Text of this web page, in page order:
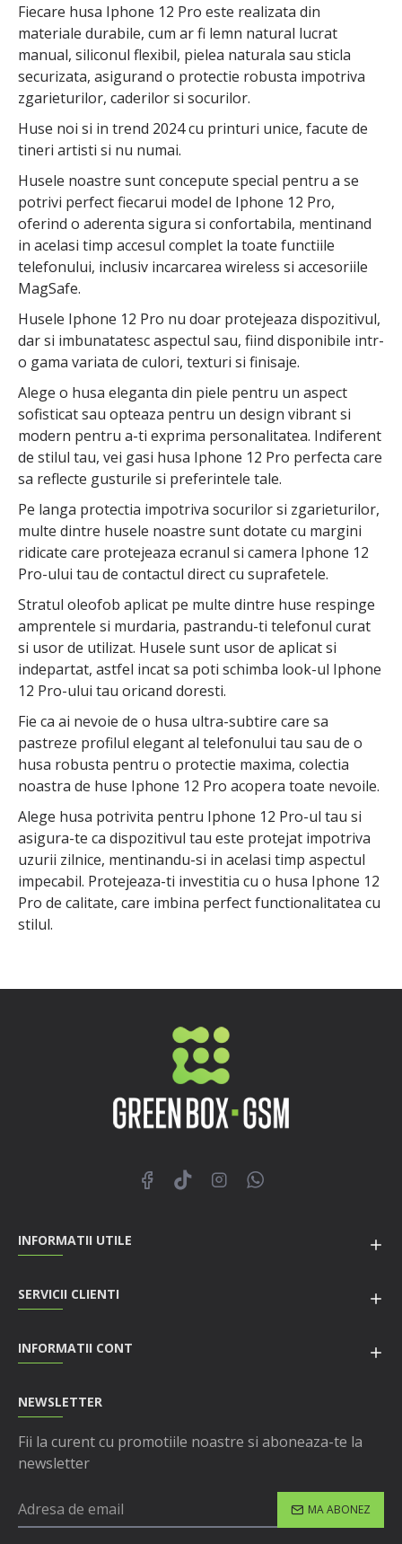
Fiecare husa Iphone 12 Pro este realizata din
materiale durabile, cum ar fi lemn natural lucrat
manual, siliconul flexibil, pielea naturala sau sticla
securizata, asigurand o protectie robusta impotriva
zgarieturilor, caderilor si socurilor.
Huse noi si in trend 2024 cu printuri unice, facute de
tineri artisti si nu numai.
Husele noastre sunt concepute special pentru a se
potrivi perfect fiecarui model de Iphone 12 Pro,
oferind o aderenta sigura si confortabila, mentinand
in acelasi timp accesul complet la toate functiile
telefonului, inclusiv incarcarea wireless si accesoriile
MagSafe.
Husele Iphone 12 Pro nu doar protejeaza dispozitivul,
dar si imbunatatesc aspectul sau, fiind disponibile intr-
o gama variata de culori, texturi si finisaje.
Alege o husa eleganta din piele pentru un aspect
sofisticat sau opteaza pentru un design vibrant si
modern pentru a-ti exprima personalitatea. Indiferent
de stilul tau, vei gasi husa Iphone 12 Pro perfecta care
sa reflecte gusturile si preferintele tale.
Pe langa protectia impotriva socurilor si zgarieturilor,
multe dintre husele noastre sunt dotate cu margini
ridicate care protejeaza ecranul si camera Iphone 12
Pro-ului tau de contactul direct cu suprafetele.
Stratul oleofob aplicat pe multe dintre huse respinge
amprentele si murdaria, pastrandu-ti telefonul curat
si usor de utilizat. Husele sunt usor de aplicat si
indepartat, astfel incat sa poti schimba look-ul Iphone
12 Pro-ului tau oricand doresti.
Fie ca ai nevoie de o husa ultra-subtire care sa
pastreze profilul elegant al telefonului tau sau de o
husa robusta pentru o protectie maxima, colectia
noastra de huse Iphone 12 Pro acopera toate nevoile.
Alege husa potrivita pentru Iphone 12 Pro-ul tau si
asigura-te ca dispozitivul tau este protejat impotriva
uzurii zilnice, mentinandu-si in acelasi timp aspectul
impecabil. Protejeaza-ti investitia cu o husa Iphone 12
Pro de calitate, care imbina perfect functionalitatea cu
stilul.
INFORMATII UTILE
SERVICII CLIENTI
INFORMATII CONT
NEWSLETTER
Fii la curent cu promotiile noastre si aboneaza-te la
newsletter
MA ABONEZ